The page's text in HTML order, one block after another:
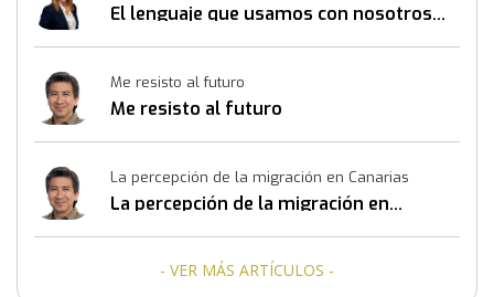
El lenguaje que usamos con nosotros
Me resisto al futuro
Me resisto al futuro
La percepción de la migración en Canarias
La percepción de la migración en
- VER MÁS ARTÍCULOS -